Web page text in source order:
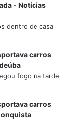
- Notícias
dentro de casa
carros
fogo na tarde
carros